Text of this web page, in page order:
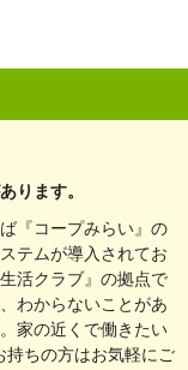
ります。
『コープみらい』の
テムが導入されてお
活クラブ』の拠点で
わからないことがあ
家の近くで働きたい
持ちの方はお気軽にご